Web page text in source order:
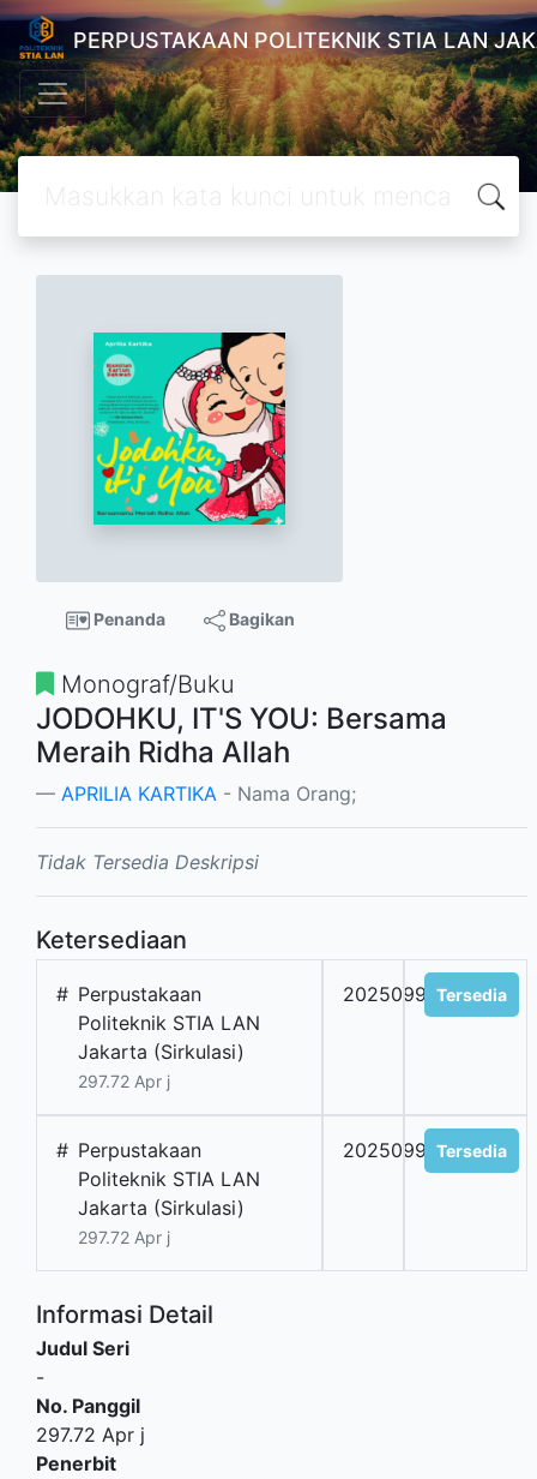
PERPUSTAKAAN POLITEKNIK STIA LAN
Penanda Bagikan
Monograf/Buku
JODOHKU, IT'S YOU: Bersama
Meraih Ridha Allah
APRILIA KARTIKA - Nama Orang;
Tidak Tersedia Deskripsi
Ketersediaan
# Perpustakaan
Politeknik STIA LAN
Jakarta (Sirkulasi)
297.72 Apr j
2025099028Tersedia
# Perpustakaan
Politeknik STIA LAN
Jakarta (Sirkulasi)
297.72 Apr j
2025099029Tersedia
Informasi Detail
Judul Seri
-
No. Panggil
297.72 Apr j
Penerbit